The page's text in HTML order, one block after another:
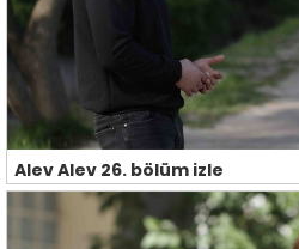
Alev Alev 26. bölüm izle